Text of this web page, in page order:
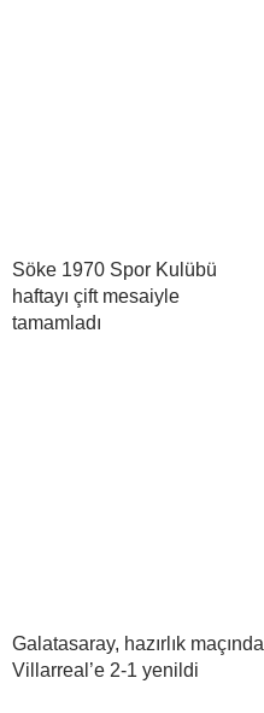
Söke 1970 Spor Kulübü
haftayı çift mesaiyle
tamamladı
Galatasaray, hazırlık maçında
Villarreal’e 2-1 yenildi